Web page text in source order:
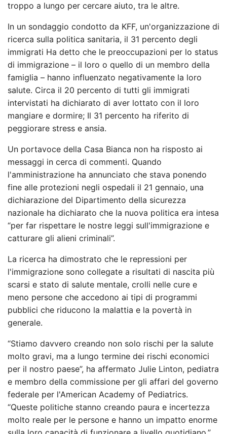
troppo a lungo per cercare aiuto, tra le altre.
In un sondaggio condotto da KFF, un'organizzazione di
ricerca sulla politica sanitaria, il 31 percento degli
immigrati Ha detto che le preoccupazioni per lo status
di immigrazione – il loro o quello di un membro della
famiglia – hanno influenzato negativamente la loro
salute. Circa il 20 percento di tutti gli immigrati
intervistati ha dichiarato di aver lottato con il loro
mangiare e dormire; Il 31 percento ha riferito di
peggiorare stress e ansia.
Un portavoce della Casa Bianca non ha risposto ai
messaggi in cerca di commenti. Quando
l'amministrazione ha annunciato che stava ponendo
fine alle protezioni negli ospedali il 21 gennaio, una
dichiarazione del Dipartimento della sicurezza
nazionale ha dichiarato che la nuova politica era intesa
“per far rispettare le nostre leggi sull'immigrazione e
catturare gli alieni criminali”.
La ricerca ha dimostrato che le repressioni per
l'immigrazione sono collegate a risultati di nascita più
scarsi e stato di salute mentale, crolli nelle cure e
meno persone che accedono ai tipi di programmi
pubblici che riducono la malattia e la povertà in
generale.
“Stiamo davvero creando non solo rischi per la salute
molto gravi, ma a lungo termine dei rischi economici
per il nostro paese”, ha affermato Julie Linton, pediatra
e membro della commissione per gli affari del governo
federale per l'American Academy of Pediatrics.
“Queste politiche stanno creando paura e incertezza
molto reale per le persone e hanno un impatto enorme